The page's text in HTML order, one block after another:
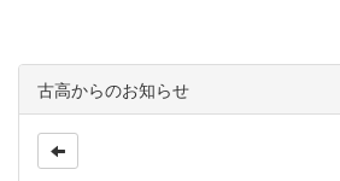
古高からのお知らせ